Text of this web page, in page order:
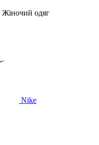
Жіночий одяг
Nike